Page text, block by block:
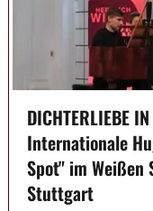
DICHTERLIEBE
Internationale
Spot" im Weißen
Stuttgart